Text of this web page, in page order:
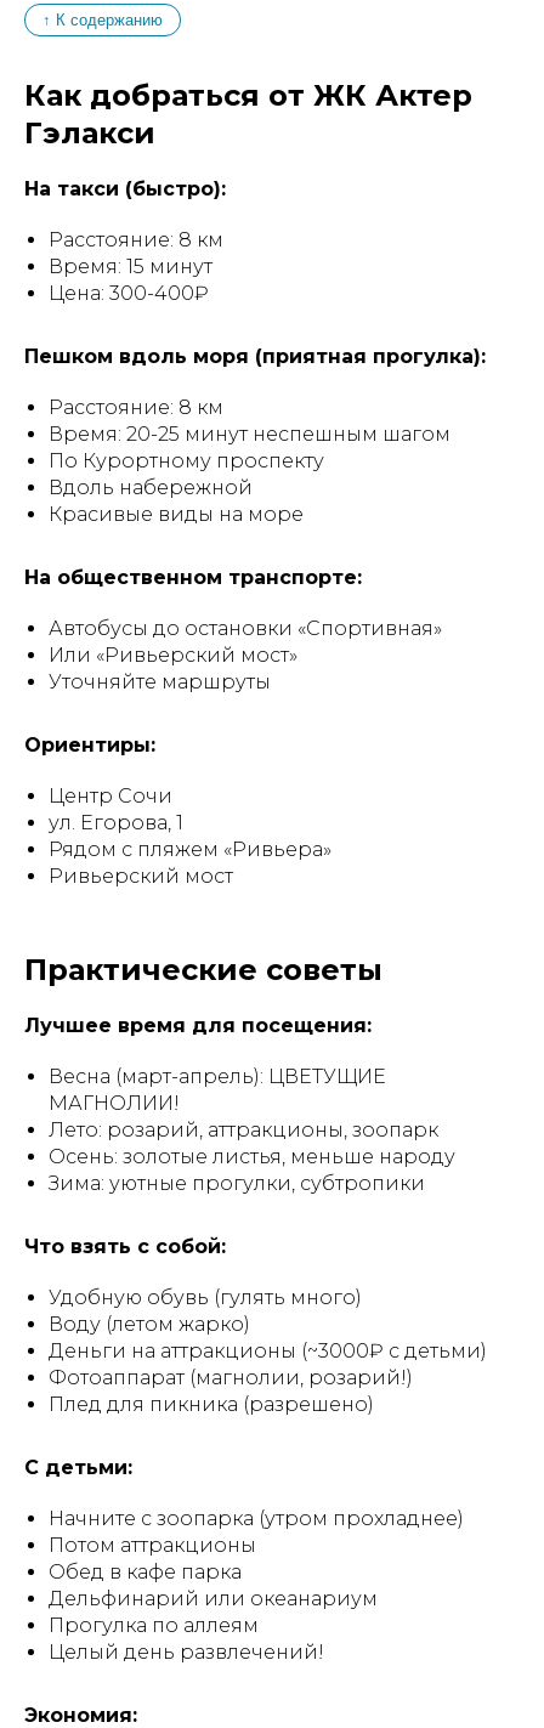
↑ К содержанию
Как добраться от ЖК Актер
Гэлакси
На такси (быстро):
Расстояние: 8 км
Время: 15 минут
Цена: 300-400₽
Пешком вдоль моря (приятная прогулка):
Расстояние: 8 км
Время: 20-25 минут неспешным шагом
По Курортному проспекту
Вдоль набережной
Красивые виды на море
На общественном транспорте:
Автобусы до остановки «Спортивная»
Или «Ривьерский мост»
Уточняйте маршруты
Ориентиры:
Центр Сочи
ул. Егорова, 1
Рядом с пляжем «Ривьера»
Ривьерский мост
Практические советы
Лучшее время для посещения:
Весна (март-апрель): ЦВЕТУЩИЕ
МАГНОЛИИ!
Лето: розарий, аттракционы, зоопарк
Осень: золотые листья, меньше народу
Зима: уютные прогулки, субтропики
Что взять с собой:
Удобную обувь (гулять много)
Воду (летом жарко)
Деньги на аттракционы (~3000₽ с детьми)
Фотоаппарат (магнолии, розарий!)
Плед для пикника (разрешено)
С детьми:
Начните с зоопарка (утром прохладнее)
Потом аттракционы
Обед в кафе парка
Дельфинарий или океанариум
Прогулка по аллеям
Целый день развлечений!
Экономия: